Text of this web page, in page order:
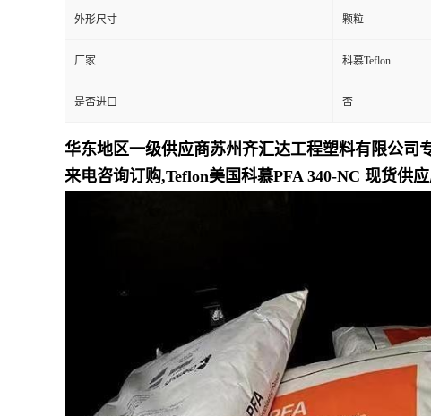
外形尺寸 颗粒
厂家 科慕Teflon
是否进口 否
华东地区一级供应商苏州齐汇达工程塑料有限公司
来电咨询订购,Teflon美国科慕PFA 340-NC 现货供应